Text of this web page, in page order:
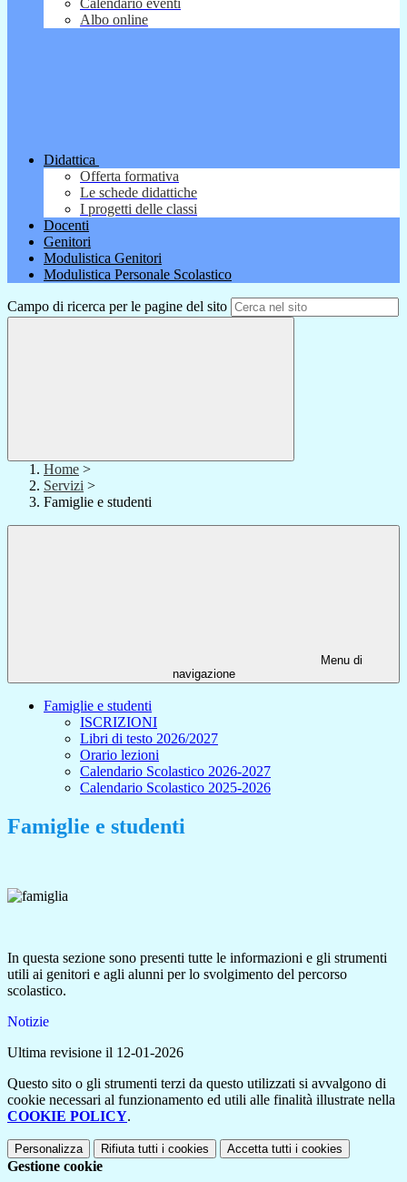
Calendario eventi
Albo online
Didattica
Offerta formativa
Le schede didattiche
I progetti delle classi
Docenti
Genitori
Modulistica Genitori
Modulistica Personale Scolastico
Campo di ricerca per le pagine del sito
Home >
Servizi >
Famiglie e studenti
Menu di
navigazione
Famiglie e studenti
ISCRIZIONI
Libri di testo 2026/2027
Orario lezioni
Calendario Scolastico 2026-2027
Calendario Scolastico 2025-2026
Famiglie e studenti
In questa sezione sono presenti tutte le informazioni e gli strumenti
utili ai genitori e agli alunni per lo svolgimento del percorso
scolastico.
Notizie
Ultima revisione il 12-01-2026
Questo sito o gli strumenti terzi da questo utilizzati si avvalgono di
cookie necessari al funzionamento ed utili alle finalità illustrate nella
COOKIE POLICY.
Personalizza Rifiuta tutti i cookies Accetta tutti i cookies
Gestione cookie